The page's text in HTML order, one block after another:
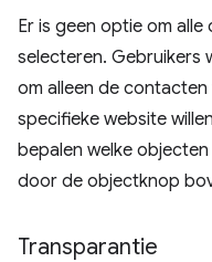
Er is geen optie om
selecteren. Gebruikers
om alleen de
specifieke website
bepalen welke
door de objectknop
Transparantie